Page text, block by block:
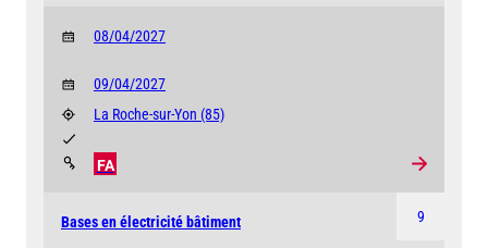
08/04/2027
09/04/2027
La Roche-sur-Yon (85)
FA
9
Bases en électricité bâtiment